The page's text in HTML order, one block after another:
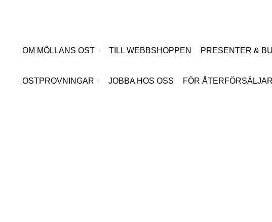
OM MÖLLANS OST TILL WEBBSHOPPEN PRESENTER &
OSTPROVNINGAR JOBBA HOS OSS FÖR